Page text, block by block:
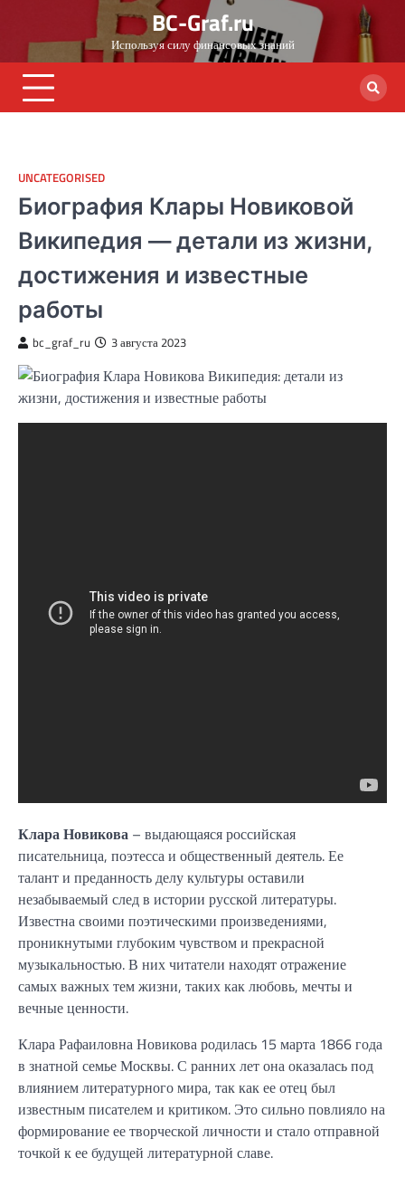
content
BC-Graf.ru
Используя силу финансовых знаний
UNCATEGORISED
Биография Клары Новиковой
Википедия — детали из жизни,
достижения и известные
работы
bc_graf_ru 3 августа 2023
Клара Новикова – выдающаяся российская
писательница, поэтесса и общественный деятель. Ее
талант и преданность делу культуры оставили
незабываемый след в истории русской литературы.
Известна своими поэтическими произведениями,
проникнутыми глубоким чувством и прекрасной
музыкальностью. В них читатели находят отражение
самых важных тем жизни, таких как любовь, мечты и
вечные ценности.
Клара Рафаиловна Новикова родилась 15 марта 1866 года
в знатной семье Москвы. С ранних лет она оказалась под
влиянием литературного мира, так как ее отец был
известным писателем и критиком. Это сильно повлияло на
формирование ее творческой личности и стало отправной
точкой к ее будущей литературной славе.